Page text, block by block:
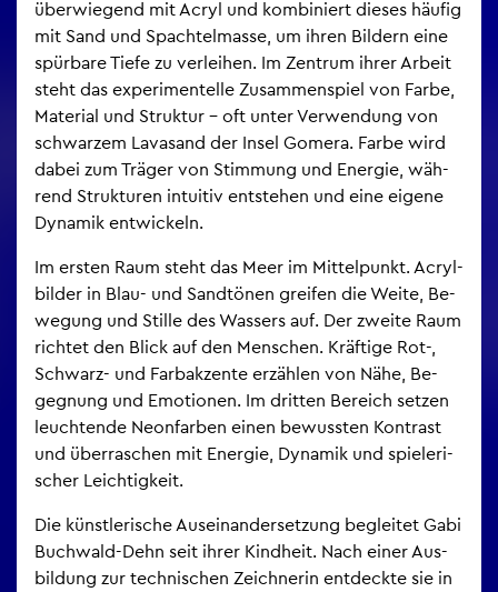
über­wie­gend mit Acryl und kom­bi­niert die­ses häu­fig
mit Sand und Spach­tel­mas­se, um ihren Bil­dern eine
spür­ba­re Tiefe zu ver­lei­hen. Im Zen­trum ihrer Ar­beit
steht das ex­pe­ri­men­tel­le Zu­sam­men­spiel von Farbe,
Ma­te­ri­al und Struk­tur – oft unter Ver­wen­dung von
schwar­zem La­va­sand der Insel Go­me­ra. Farbe wird
dabei zum Trä­ger von Stim­mung und En­er­gie, wäh­
rend Struk­tu­ren in­tui­tiv ent­ste­hen und eine ei­ge­ne
Dy­na­mik ent­wi­ckeln.
Im ers­ten Raum steht das Meer im Mit­tel­punkt. Acryl­
bil­der in Blau- und Sand­tö­nen grei­fen die Weite, Be­
we­gung und Stil­le des Was­sers auf. Der zwei­te Raum
rich­tet den Blick auf den Men­schen. Kräf­ti­ge Rot-,
Schwarz- und Farb­ak­zen­te er­zäh­len von Nähe, Be­
geg­nung und Emo­tio­nen. Im drit­ten Be­reich set­zen
leuch­ten­de Ne­on­far­ben einen be­wuss­ten Kon­trast
und über­ra­schen mit En­er­gie, Dy­na­mik und spie­le­ri­
scher Leich­tig­keit.
Die künst­le­ri­sche Aus­ein­an­der­set­zung be­glei­tet Gabi
Buch­wald-Dehn seit ihrer Kind­heit. Nach einer Aus­
bil­dung zur tech­ni­schen Zeich­ne­rin ent­deck­te sie in